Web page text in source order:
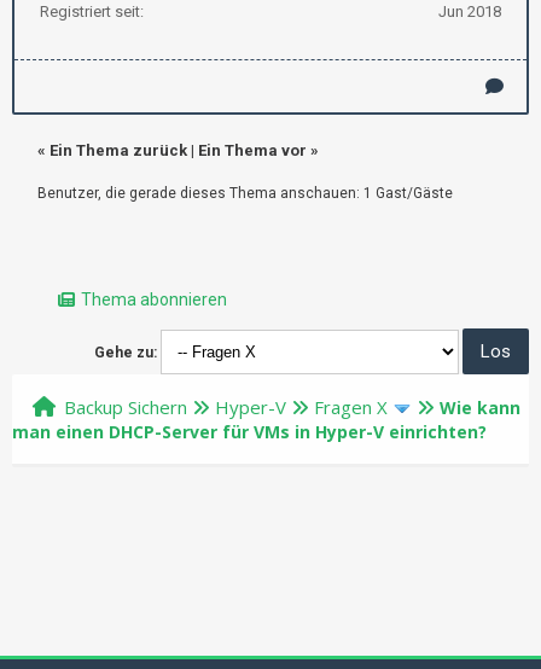
Registriert seit: Jun 2018
« Ein Thema zurück | Ein Thema vor »
Benutzer, die gerade dieses Thema anschauen: 1 Gast/Gäste
Thema abonnieren
Gehe zu:
Backup Sichern Hyper-V Fragen X
Wie kann
man einen DHCP-Server für VMs in Hyper-V einrichten?